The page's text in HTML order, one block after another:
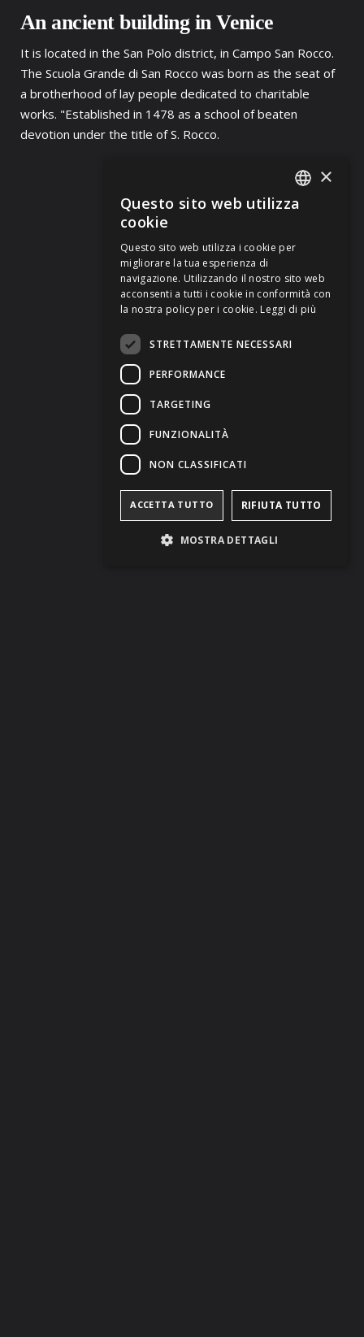
An ancient building in Venice
It is located in the San Polo district, in Campo San Rocco.
The Scuola Grande di San Rocco was born as the seat of
a brotherhood of lay people dedicated to charitable
works. "Established in 1478 as a school of beaten
devotion under the title of S. Rocco.
ITALIAN
FRENCH
×
Questo sito web utilizza
cookie
Questo sito web utilizza i cookie per
migliorare la tua esperienza di
navigazione. Utilizzando il nostro sito web
acconsenti a tutti i cookie in conformità con
la nostra policy per i cookie. Leggi di più
STRETTAMENTE NECESSARI
PERFORMANCE
TARGETING
FUNZIONALITÀ
NON CLASSIFICATI
ACCETTA TUTTO RIFIUTA TUTTO
MOSTRA DETTAGLI